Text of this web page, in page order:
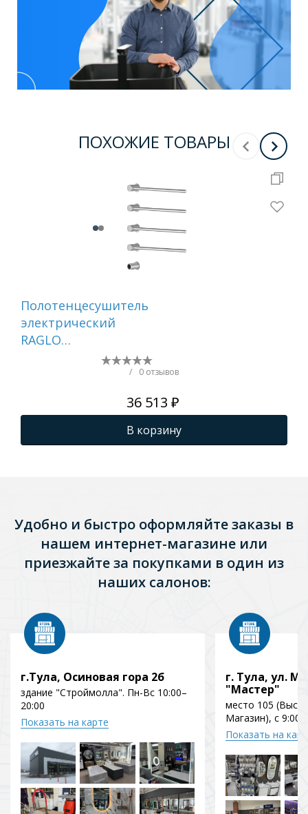
ПОХОЖИЕ ТОВАРЫ
Полотенцесушитель
электрический
RAGLO
встраиваемый
/ 0 отзывов
36 513 ₽
В корзину
Удобно и быстро оформляйте заказы в
нашем интернет-магазине или
приезжайте за покупками в один из
наших салонов:
г.Тула, Осиновая гора 2б
здание "Строймолла". Пн-Вс 10:00–
20:00
Показать на карте
г. Тула, ул.
"Мастер"
место 105
Магазин), с 9:00
Показать на